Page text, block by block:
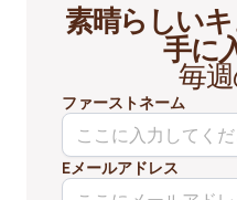
素晴らしい
手に
毎
ファーストネーム
Eメールアドレス